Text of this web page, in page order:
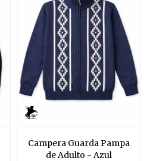
Campera Guarda Pampa
de Adulto - Azul